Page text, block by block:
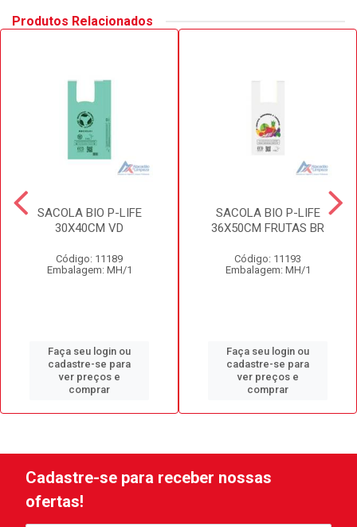
Produtos Relacionados
SACOLA BIO P-LIFE
30X40CM VD
Código: 11189
Embalagem: MH/1
Faça seu login ou
cadastre-se para
ver preços e
comprar
SACOLA BIO P-LIFE
36X50CM FRUTAS BR
Código: 11193
Embalagem: MH/1
Faça seu login ou
cadastre-se para
ver preços e
comprar
Cadastre-se para receber nossas
ofertas!